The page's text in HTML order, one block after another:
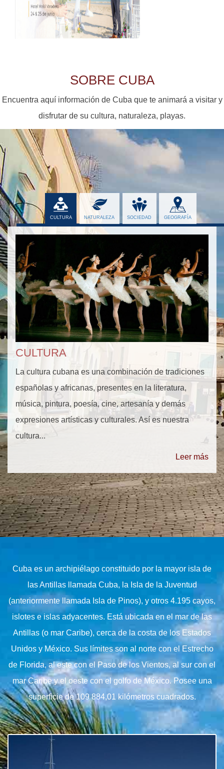
SOBRE CUBA
Encuentra aquí información de Cuba que te animará a visitar y
disfrutar de su cultura, naturaleza, playas.
CULTURA
La cultura cubana es una combinación de tradiciones
españolas y africanas, presentes en la literatura,
música, pintura, poesía, cine, artesanía y demás
expresiones artísticas y culturales. Así es nuestra
cultura...
Leer más
Cuba es un archipiélago constituido por la mayor isla de
las Antillas llamada Cuba, la Isla de la Juventud
(anteriormente llamada Isla de Pinos), y otros 4.195 cayos,
islotes e islas adyacentes. Está ubicada en el mar de las
Antillas (o mar Caribe), cerca de la costa de los Estados
Unidos y México. Sus límites son al norte con el Estrecho
de Florida, al este con el Paso de los Vientos, al sur con el
mar Caribe y el oeste con el golfo de México. Posee una
superficie de 109 884,01 kilómetros cuadrados.